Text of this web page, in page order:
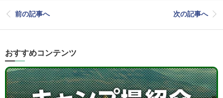
前の記事へ 次の記事へ
おすすめコンテンツ